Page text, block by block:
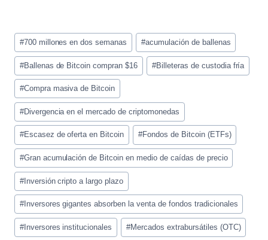
Etiquetas
de
la
entrada:
#700 millones en dos semanas #acumulación de ballenas
#Ballenas de Bitcoin compran $16 #Billeteras de custodia fría
#Compra masiva de Bitcoin
#Divergencia en el mercado de criptomonedas
#Escasez de oferta en Bitcoin #Fondos de Bitcoin (ETFs)
#Gran acumulación de Bitcoin en medio de caídas de precio
#Inversión cripto a largo plazo
#Inversores gigantes absorben la venta de fondos tradicionales
#Inversores institucionales #Mercados extrabursátiles (OTC)